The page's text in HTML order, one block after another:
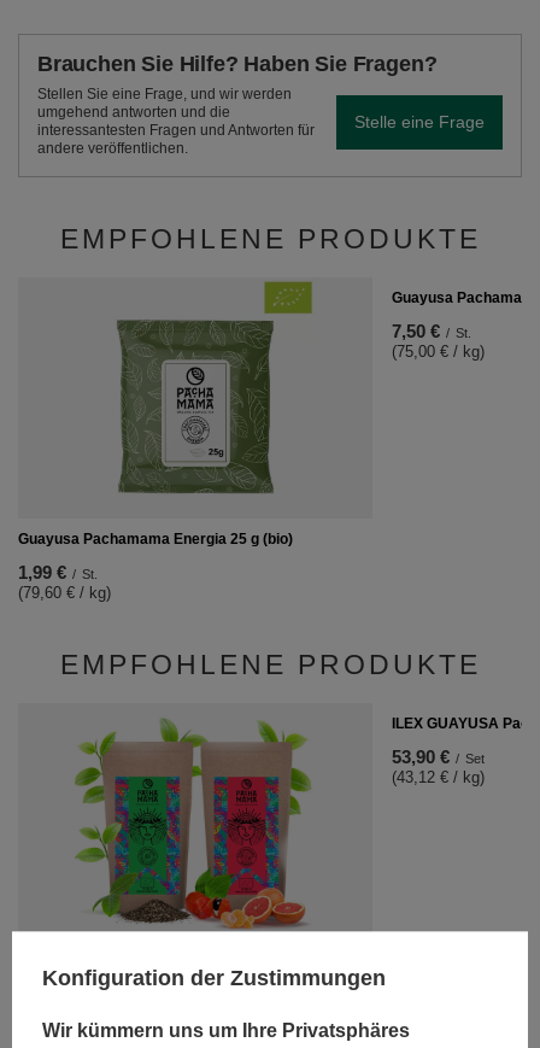
Brauchen Sie Hilfe? Haben Sie Fragen?
Stellen Sie eine Frage, und wir werden
umgehend antworten und die
interessantesten Fragen und Antworten für
andere veröffentlichen.
Stelle eine Frage
EMPFOHLENE PRODUKTE
Guayusa Pachamama Energia 25 g (bio)
1,99 € / St.
(79,60 € / kg)
Guayusa
7,50 € / St.
(75,00 € / kg)
EMPFOHLENE PRODUKTE
(53,90 € / kg)
ILEX GUAYUSA
53,90 € / Set
(43,12 € / kg)
Konfiguration der Zustimmungen
Wir kümmern uns um Ihre Privatsphäres